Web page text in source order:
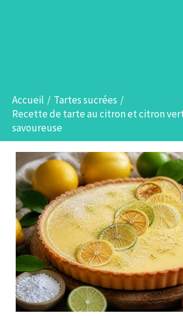
Accueil
Tartes sucrées
Recette de tarte au citron et citron
savoureuse